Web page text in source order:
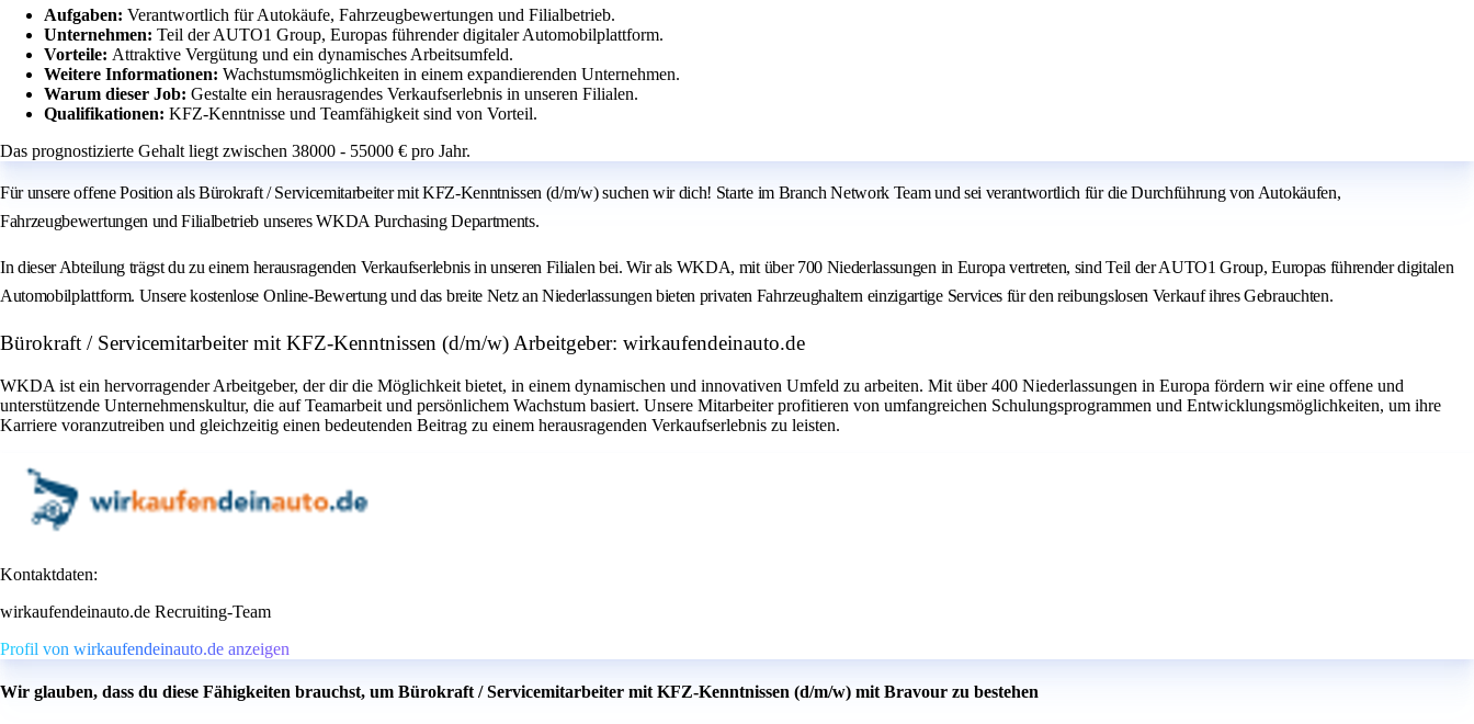
Aufgaben: Verantwortlich für Autokäufe, Fahrzeugbewertungen und Filialbetrieb.
Unternehmen: Teil der AUTO1 Group, Europas führender digitaler Automobilplattform.
Vorteile: Attraktive Vergütung und ein dynamisches Arbeitsumfeld.
Weitere Informationen: Wachstumsmöglichkeiten in einem expandierenden Unternehmen.
Warum dieser Job: Gestalte ein herausragendes Verkaufserlebnis in unseren Filialen.
Qualifikationen: KFZ-Kenntnisse und Teamfähigkeit sind von Vorteil.
Das prognostizierte Gehalt liegt zwischen 38000 - 55000 € pro Jahr.
Für unsere offene Position als Bürokraft / Servicemitarbeiter mit KFZ-Kenntnissen (d/m/w) suchen wir dich! Starte im Branch Network Team und sei verantwortlich für die Durchführung von Autokäufen,
Fahrzeugbewertungen und Filialbetrieb unseres WKDA Purchasing Departments.
In dieser Abteilung trägst du zu einem herausragenden Verkaufserlebnis in unseren Filialen bei. Wir als WKDA, mit über 700 Niederlassungen in Europa vertreten, sind Teil der AUTO1 Group, Europas führender digitalen
Automobilplattform. Unsere kostenlose Online-Bewertung und das breite Netz an Niederlassungen bieten privaten Fahrzeughaltern einzigartige Services für den reibungslosen Verkauf ihres Gebrauchten.
Bürokraft / Servicemitarbeiter mit KFZ-Kenntnissen (d/m/w) Arbeitgeber: wirkaufendeinauto.de
WKDA ist ein hervorragender Arbeitgeber, der dir die Möglichkeit bietet, in einem dynamischen und innovativen Umfeld zu arbeiten. Mit über 400 Niederlassungen in Europa fördern wir eine offene und
unterstützende Unternehmenskultur, die auf Teamarbeit und persönlichem Wachstum basiert. Unsere Mitarbeiter profitieren von umfangreichen Schulungsprogrammen und Entwicklungsmöglichkeiten, um ihre
Karriere voranzutreiben und gleichzeitig einen bedeutenden Beitrag zu einem herausragenden Verkaufserlebnis zu leisten.
Kontaktdaten:
wirkaufendeinauto.de Recruiting-Team
Profil von wirkaufendeinauto.de anzeigen
Wir glauben, dass du diese Fähigkeiten brauchst, um Bürokraft / Servicemitarbeiter mit KFZ-Kenntnissen (d/m/w) mit Bravour zu bestehen